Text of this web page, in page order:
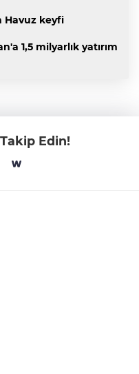
Havuz keyfi
1,5 milyarlık yatırım
Edin!